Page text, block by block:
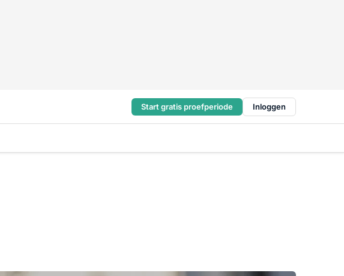
Start gratis proefperiode Inloggen